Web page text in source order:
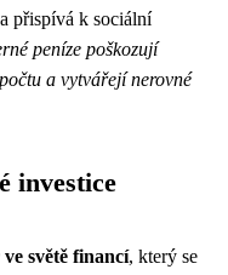
přispívá k sociální
peníze poškozují
a vytvářejí nerovné
investice
světě financí, který se